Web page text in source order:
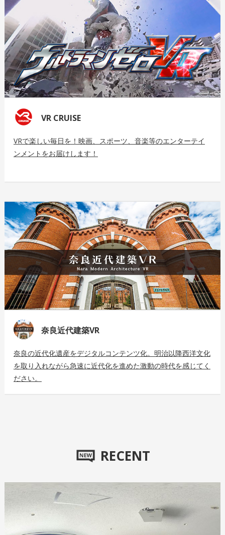
VR CRUISE
VRで楽しい毎日を！映画、スポーツ、音楽等のエンターテイ
ンメントをお届けします！
奈良近代建築VR
奈良の近代化遺産をデジタルコンテンツ化。明治以降西洋文化
を取り入れながら急速に近代化を進めた激動の時代を感じてく
ださい。
RECENT